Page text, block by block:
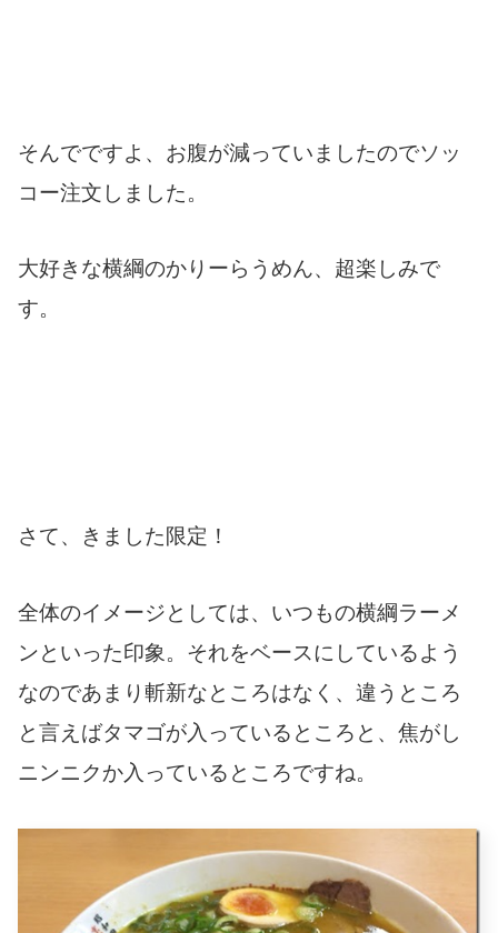
そんでですよ、お腹が減っていましたのでソッ
コー注文しました。
大好きな横綱のかりーらうめん、超楽しみで
す。
さて、きました限定！
全体のイメージとしては、いつもの横綱ラーメ
ンといった印象。それをベースにしているよう
なのであまり斬新なところはなく、違うところ
と言えばタマゴが入っているところと、焦がし
ニンニクか入っているところですね。